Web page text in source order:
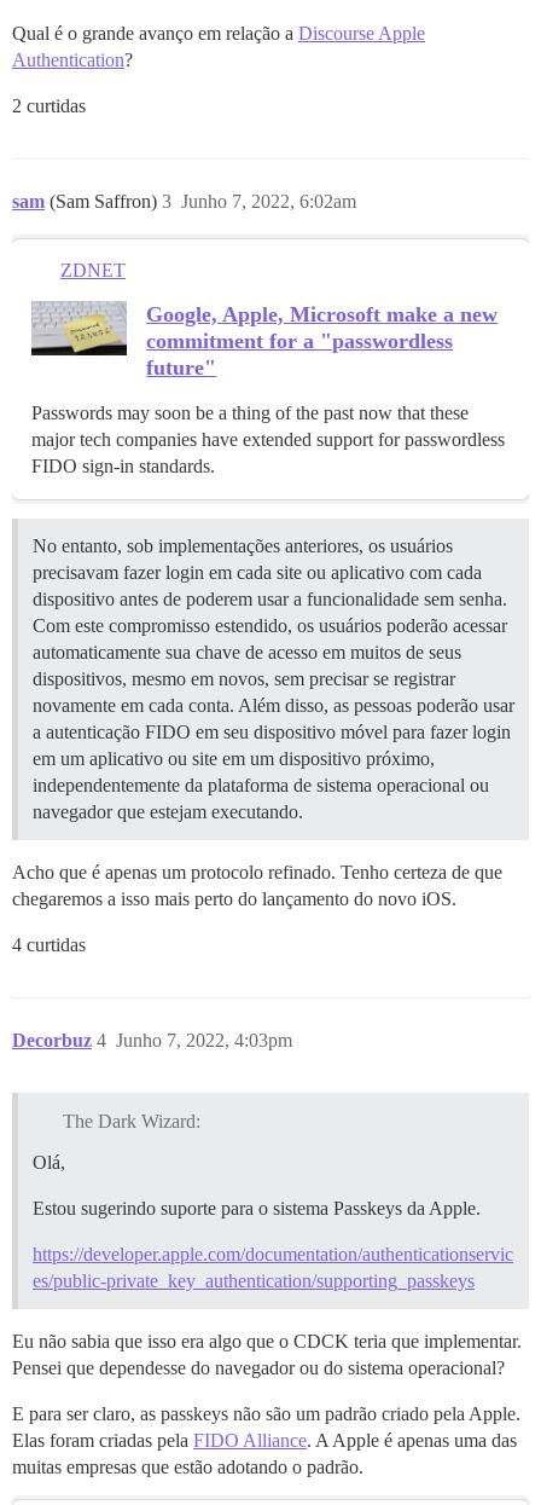
Qual é o grande avanço em relação a Discourse Apple
Authentication?
2 curtidas
sam (Sam Saffron) Junho 7, 2022, 6:02am
3
ZDNET
Google, Apple, Microsoft make a new
commitment for a "passwordless
future"
Passwords may soon be a thing of the past now that these
major tech companies have extended support for passwordless
FIDO sign-in standards.
No entanto, sob implementações anteriores, os usuários
precisavam fazer login em cada site ou aplicativo com cada
dispositivo antes de poderem usar a funcionalidade sem senha.
Com este compromisso estendido, os usuários poderão acessar
automaticamente sua chave de acesso em muitos de seus
dispositivos, mesmo em novos, sem precisar se registrar
novamente em cada conta. Além disso, as pessoas poderão usar
a autenticação FIDO em seu dispositivo móvel para fazer login
em um aplicativo ou site em um dispositivo próximo,
independentemente da plataforma de sistema operacional ou
navegador que estejam executando.
Acho que é apenas um protocolo refinado. Tenho certeza de que
chegaremos a isso mais perto do lançamento do novo iOS.
4 curtidas
Decorbuz Junho 7, 2022, 4:03pm
4
The Dark Wizard:
Olá,
Estou sugerindo suporte para o sistema Passkeys da Apple.
https://developer.apple.com/documentation/authenticationservic
es/public-private_key_authentication/supporting_passkeys
Eu não sabia que isso era algo que o CDCK teria que implementar.
Pensei que dependesse do navegador ou do sistema operacional?
E para ser claro, as passkeys não são um padrão criado pela Apple.
Elas foram criadas pela FIDO Alliance. A Apple é apenas uma das
muitas empresas que estão adotando o padrão.